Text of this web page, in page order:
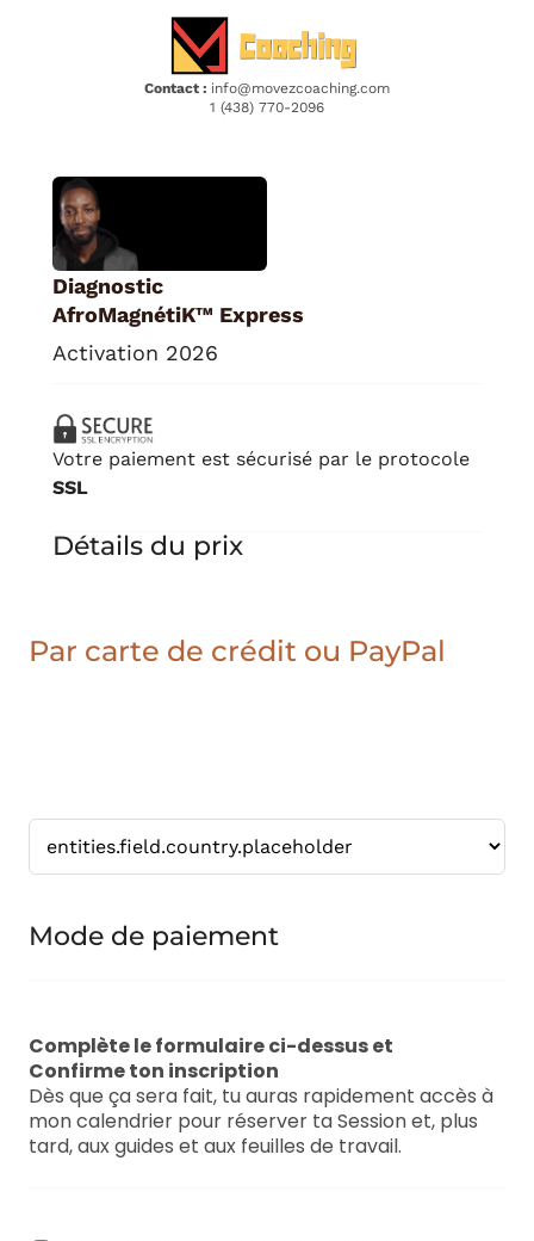
Contact : info@movezcoaching.com
1 (438) 770-2096
Diagnostic
AfroMagnétiK™ Express
Activation 2026
Votre paiement est sécurisé par le protocole
SSL
Détails du prix
Par carte de crédit ou PayPal
Mode de paiement
Complète le formulaire ci-dessus et
Confirme ton inscription
Dès que ça sera fait, tu auras rapidement accès à
mon calendrier pour réserver ta Session et, plus
tard, aux guides et aux feuilles de travail.